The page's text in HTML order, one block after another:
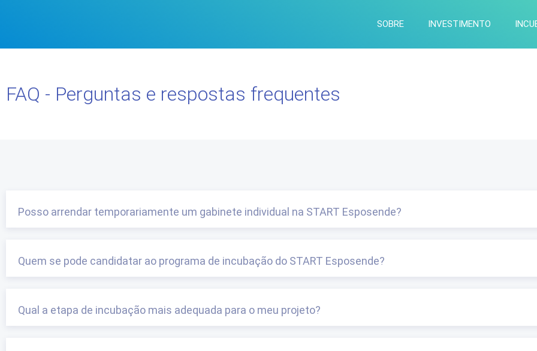
SOBRE INVESTIMENTO
FAQ - Perguntas e respostas frequentes
Posso arrendar temporariamente um gabinete individual na START Esposende?
Quem se pode candidatar ao programa de incubação do START Esposende?
Qual a etapa de incubação mais adequada para o meu projeto?